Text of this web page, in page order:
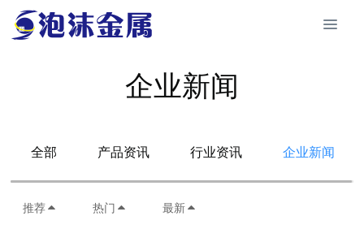
企业新闻
全部 产品资讯 行业资讯 企业新闻
推荐 热门 最新